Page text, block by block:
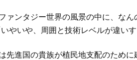
ァンタジー世界の風景の中に、な
やいや、周囲と技術レベルが違い
先進国の貴族が植民地支配のため